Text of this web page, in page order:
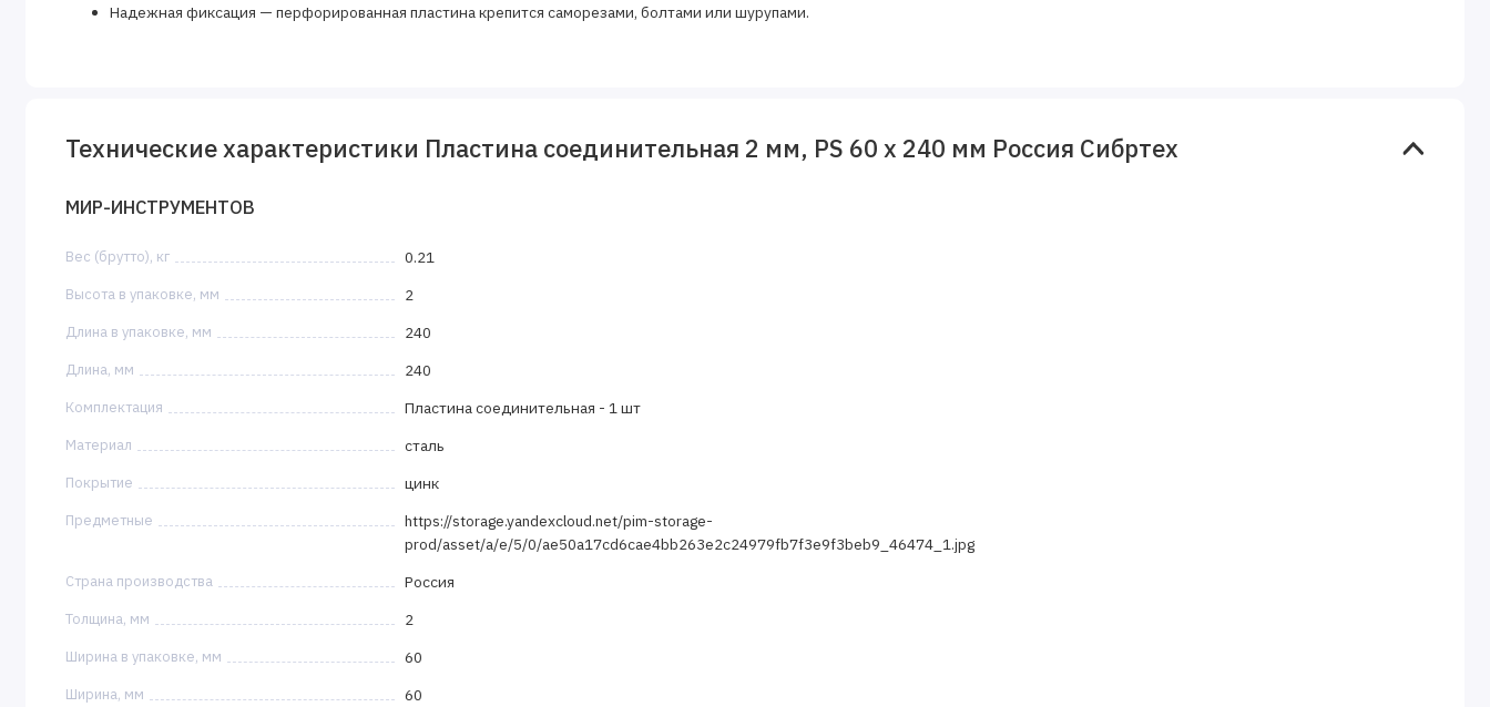
Надежная фиксация — перфорированная пластина крепится саморезами, болтами или шурупами.
Технические характеристики Пластина соединительная 2 мм, PS 60 х 240 мм Россия Сибртех
МИР-ИНСТРУМЕНТОВ
Вес (брутто), кг 0.21
Высота в упаковке, мм 2
Длина в упаковке, мм 240
Длина, мм 240
Комплектация Пластина соединительная - 1 шт
Материал сталь
Покрытие цинк
Предметные
https://storage.yandexcloud.net/pim-storage-
prod/asset/a/e/5/0/ae50a17cd6cae4bb263e2c24979fb7f3e9f3beb9_46474_1.jpg
Страна производства Россия
Толщина, мм 2
Ширина в упаковке, мм 60
Ширина, мм 60